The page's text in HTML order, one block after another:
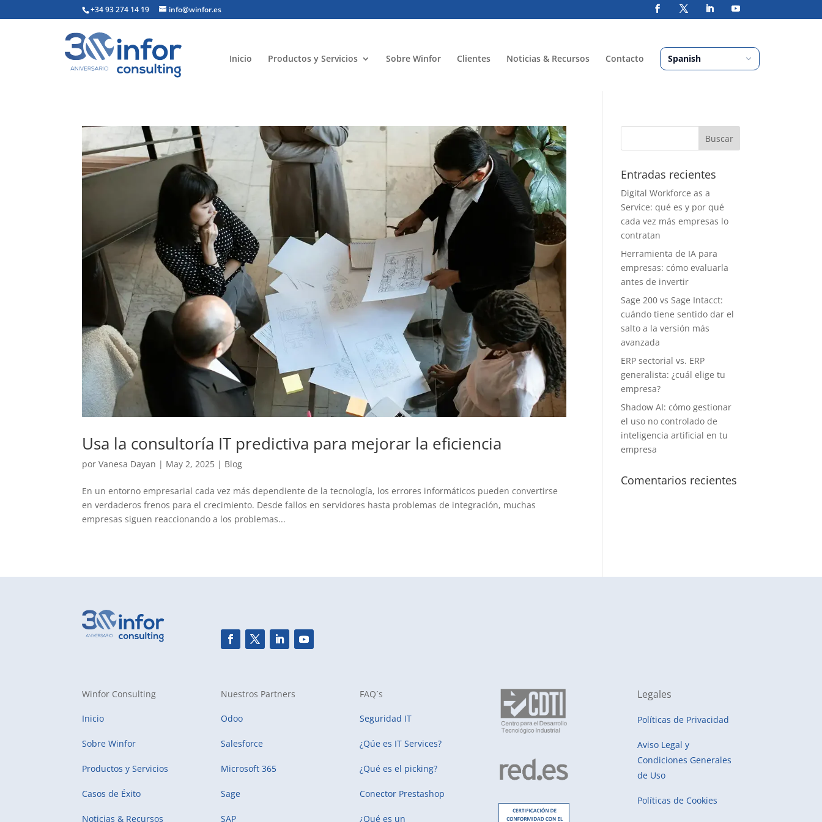
+34 93 274 14 19 info@winfor.es
Inicio Productos y Servicios Sobre Winfor Clientes Noticias & Recursos Contacto
Usa la consultoría IT predictiva para mejorar la eficiencia
porVanesa Dayan | May 2, 2025 | Blog
En un entorno empresarial cada vez más dependiente de la tecnología, los errores informáticos pueden convertirse
en verdaderos frenos para el crecimiento. Desde fallos en servidores hasta problemas de integración, muchas
empresas siguen reaccionando a los problemas...
Entradas recientes
Digital Workforce as a
Service: qué es y por qué
cada vez más empresas lo
contratan
Herramienta de IA para
empresas: cómo evaluarla
antes de invertir
Sage 200 vs Sage Intacct:
cuándo tiene sentido dar el
salto a la versión más
avanzada
ERP sectorial vs. ERP
generalista: ¿cuál elige tu
empresa?
Shadow AI: cómo gestionar
el uso no controlado de
inteligencia artificial en tu
empresa
Comentarios recientes
Winfor Consulting
Inicio
Sobre Winfor
Productos y Servicios
Casos de Éxito
Noticias & Recursos
Nuestros Partners
Odoo
Salesforce
Microsoft 365
Sage
SAP
FAQ´s
Seguridad IT
¿Qúe es IT Services?
¿Qué es el picking?
Conector Prestashop
¿Qué es un
Legales
Políticas de Privacidad
Aviso Legal y
Condiciones Generales
de Uso
Políticas de Cookies